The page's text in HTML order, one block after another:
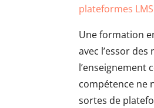
plateformes LMS
Une formation
avec l’essor
l’enseignement
compétence ne
sortes de